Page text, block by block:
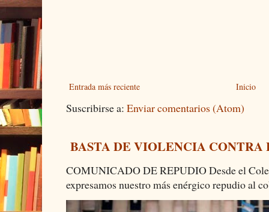
Entrada más reciente Inicio
Suscribirse a: Enviar comentarios (Atom)
BASTA DE VIOLENCIA
COMUNICADO DE REPUDIO Desde el
expresamos nuestro más enérgico repudio al